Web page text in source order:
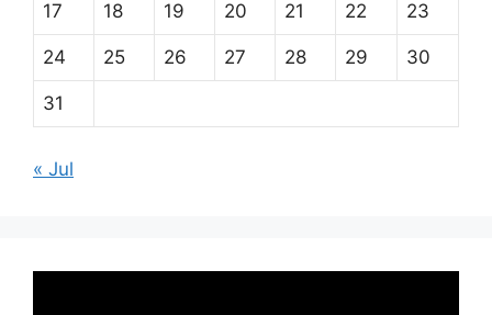
17 18 19 20 21 22 23
24 25 26 27 28 29 30
31
« Jul